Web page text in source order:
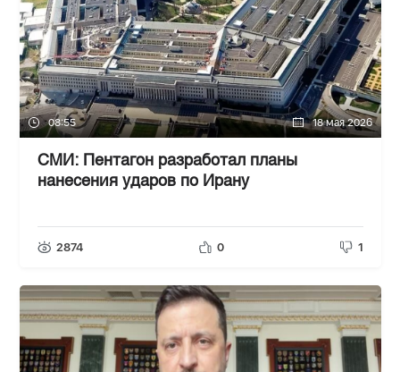
08:55 18 мая 2026
СМИ: Пентагон разработал планы
нанесения ударов по Ирану
2874 0 1